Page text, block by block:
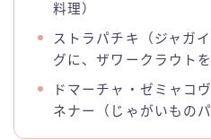
料理）
ストラパチキ（ジャガ
グに、ザワークラウト
ドマーチャ・ゼミャコ
ネナー（じゃがいもの